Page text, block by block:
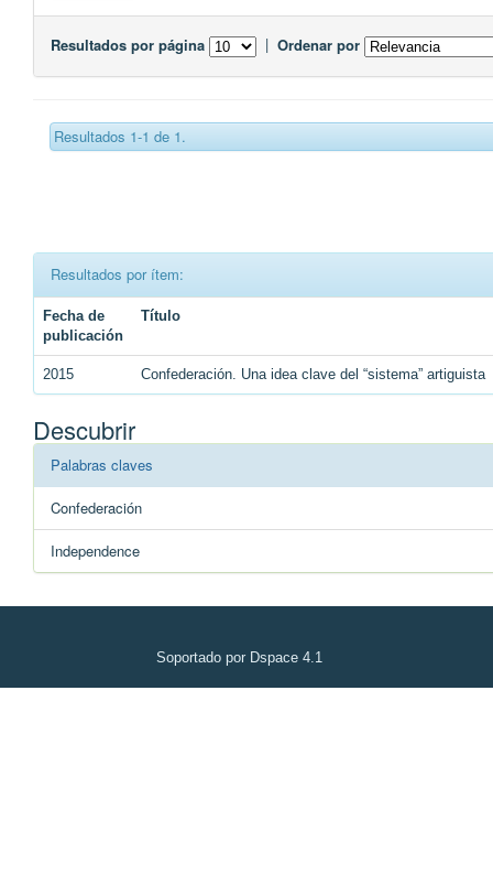
Resultados por página | Ordenar por
Resultados 1-1 de 1.
Resultados por ítem:
Fecha de
publicación
Título
2015 Confederación. Una idea clave del “sistema” artiguista
Descubrir
Palabras claves
Confederación
Independence
Soportado por Dspace 4.1